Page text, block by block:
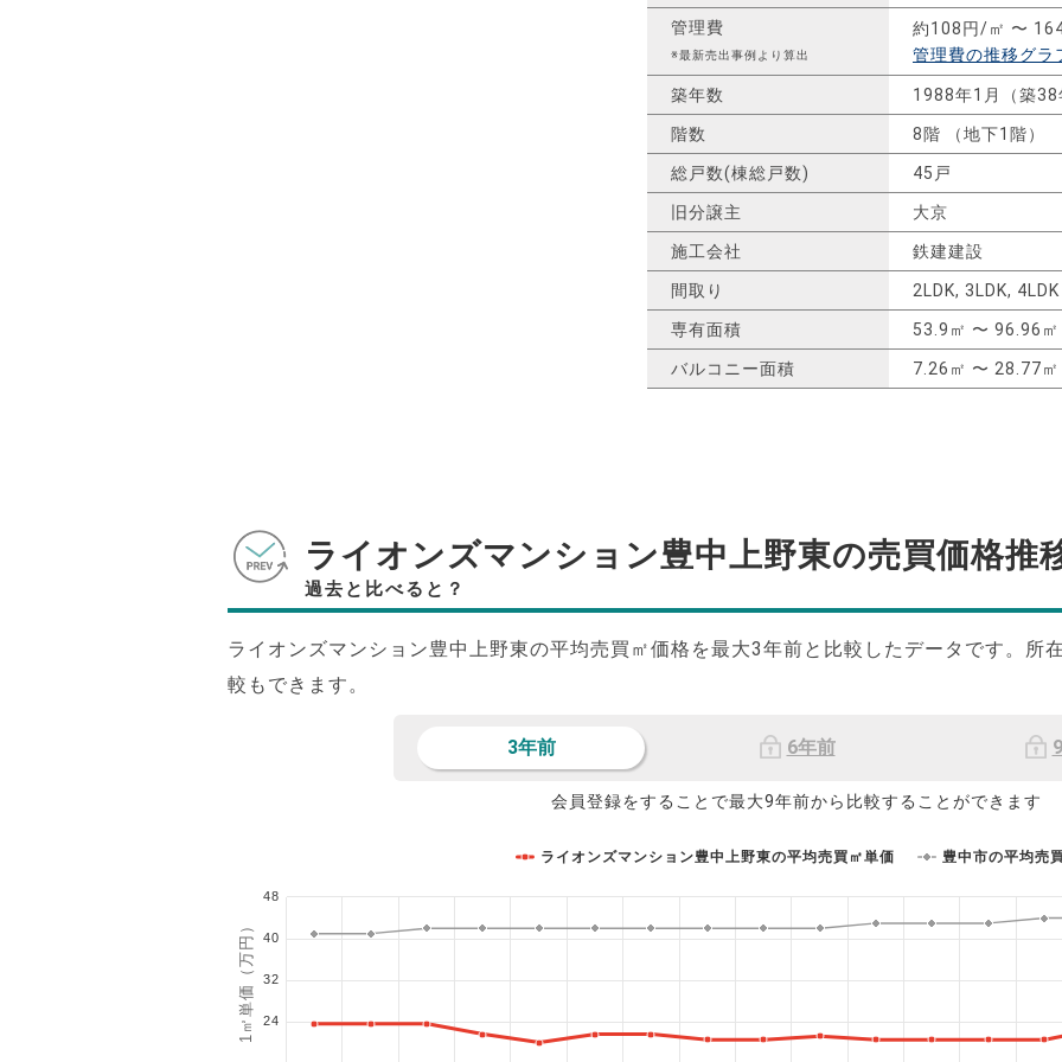
管理費
※最新売出事例より算出
約108円/㎡ 〜
管理費の推移グラ
築年数 1988年1月（築38
階数 8階 （地下1階）
総戸数(棟総戸数) 45戸
旧分譲主 大京
施工会社 鉄建建設
間取り 2LDK, 3LDK, 4LDK
専有面積 53.9㎡ 〜 96.96㎡
バルコニー面積 7.26㎡ 〜 28.77㎡
ライオンズマンション豊中上野東の売買価格推
過去と比べると？
ライオンズマンション豊中上野東の平均売買㎡価格を最大3年前と比較したデータです。所
較もできます。
3年前 6年前
会員登録をすることで最大9年前から比較することができます
1㎡単価（万円）
ライオンズマンション豊中上野東の平均売買㎡単価 豊中市の平均売
24
32
40
48